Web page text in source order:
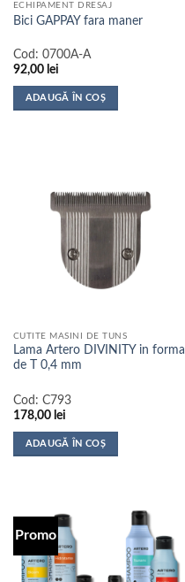
produsului.
ECHIPAMENT DRESAJ
Bici GAPPAY fara maner
Cod: 0700A-A
92,00 lei
ADAUGĂ ÎN COȘ
CUTITE MASINI DE TUNS
Lama Artero DIVINITY in forma
de T 0,4 mm
Cod: C793
178,00 lei
ADAUGĂ ÎN COȘ
Promo